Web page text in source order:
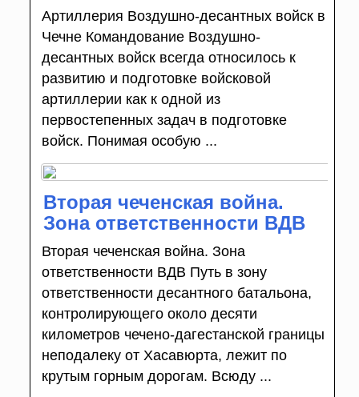
Артиллерия Воздушно-десантных войск в
Чечне Командование Воздушно-
десантных войск всегда относилось к
развитию и подготовке войсковой
артиллерии как к одной из
первостепенных задач в подготовке
войск. Понимая особую ...
Вторая чеченская война.
Зона ответственности ВДВ
Вторая чеченская война. Зона
ответственности ВДВ Путь в зону
ответственно­сти десантного батальона,
контролирующего около десяти
километров чечено-­дагестанской границы
не­подалеку от Хасавюрта, ле­жит по
крутым горным до­рогам. Всюду ...